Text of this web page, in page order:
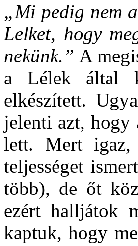
„Mi pedig nem
Lelket, hogy
nekünk.” A
a Lélek által
elkészített.
jelenti azt, hogy
lett. Mert igaz,
teljességet
több), de őt
ezért halljátok
kaptuk, hogy